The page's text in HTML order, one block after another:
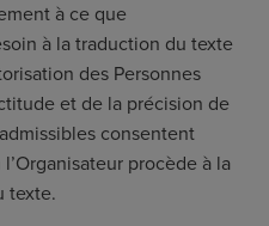
à ce que
à la traduction du texte
des Personnes
et de la précision de
consentent
procède à la
texte.